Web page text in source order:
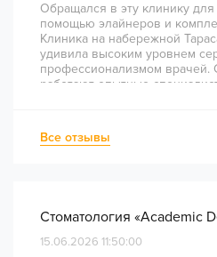
Обращался в эту клинику
помощью элайнеров и
Клиника на набережной
удивила высоким уровнем
профессионализмом врачей.
работают опытные
непростое перелечивание
комфортно и безболезненно.
Все отзывы
Стоматология «Academic
15.06.2026 11:50:00